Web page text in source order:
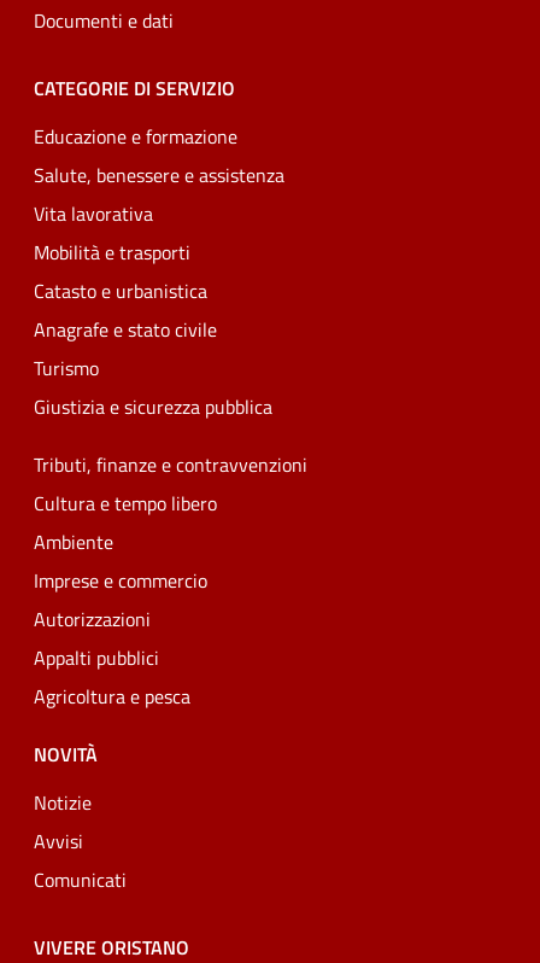
Documenti e dati
CATEGORIE DI SERVIZIO
Educazione e formazione
Salute, benessere e assistenza
Vita lavorativa
Mobilità e trasporti
Catasto e urbanistica
Anagrafe e stato civile
Turismo
Giustizia e sicurezza pubblica
Tributi, finanze e contravvenzioni
Cultura e tempo libero
Ambiente
Imprese e commercio
Autorizzazioni
Appalti pubblici
Agricoltura e pesca
NOVITÀ
Notizie
Avvisi
Comunicati
VIVERE ORISTANO